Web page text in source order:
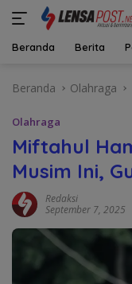
Beranda Berita
Beranda Olahraga
Olahraga
Miftahul
Musim Ini,
Redaksi
September 7, 2025